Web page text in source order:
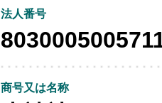
法人番号
商号又は名称